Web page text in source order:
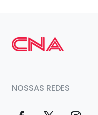
NOSSAS REDES